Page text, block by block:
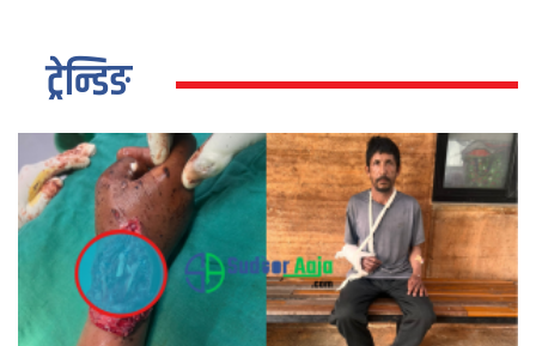
ट्रेन्डिङ